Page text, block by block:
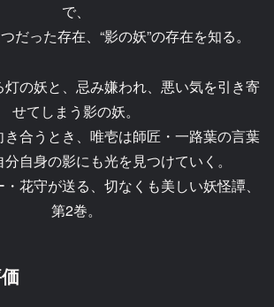
で、
だった存在、“影の妖”の存在を知る。
灯の妖と、忌み嫌われ、悪い気を引き寄
せてしまう影の妖。
合うとき、唯壱は師匠・一路葉の言葉
自身の影にも光を見つけていく。
花守が送る、切なくも美しい妖怪譚、
第2巻。